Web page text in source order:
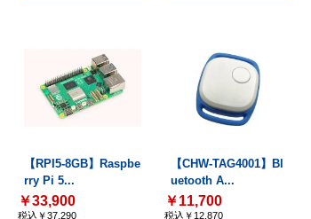
【RPI5-8GB】Raspbe
rry Pi 5...
￥33,900
税込￥37,290
【CHW-TAG4001】Bl
uetooth A...
￥11,700
税込￥12,870